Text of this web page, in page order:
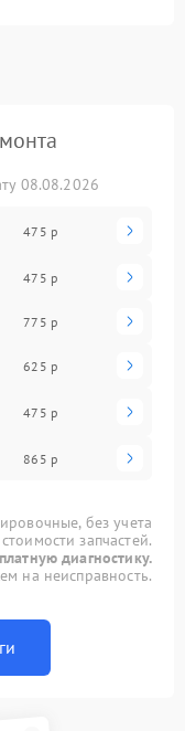
08.08.2026
475 р
475 р
775 р
625 р
475 р
865 р
без учета
стоимости запчастей.
диагностику.
на неисправность.